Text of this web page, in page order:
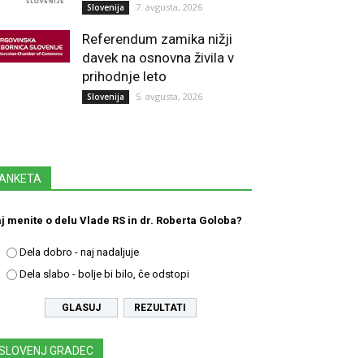
Slovenija 7. avgusta, 2026
Referendum zamika nižji
davek na osnovna živila v
prihodnje leto
Slovenija 5. avgusta, 2026
menite o delu Vlade RS in dr. Roberta Goloba?
Dela dobro - naj nadaljuje
Dela slabo - bolje bi bilo, če odstopi
REZULTATI
GRADEC